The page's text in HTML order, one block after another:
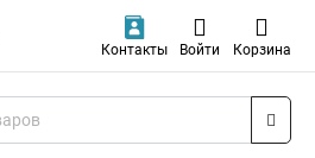
Контакты Войти Корзина